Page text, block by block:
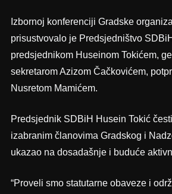
Izbornoj konferenciji Gradske
prisustvovalo je Predsjedništvo
predsjednikom Huseinom Tokićem,
sekretarom Azizom Čačkovićem,
Nusretom Mamićem.
Predsjednik SDBiH Husein Tokić
izabranim članovima Gradskog i
ukazao na dosadašnje i buduće
“Proveli smo statutarne obaveze i